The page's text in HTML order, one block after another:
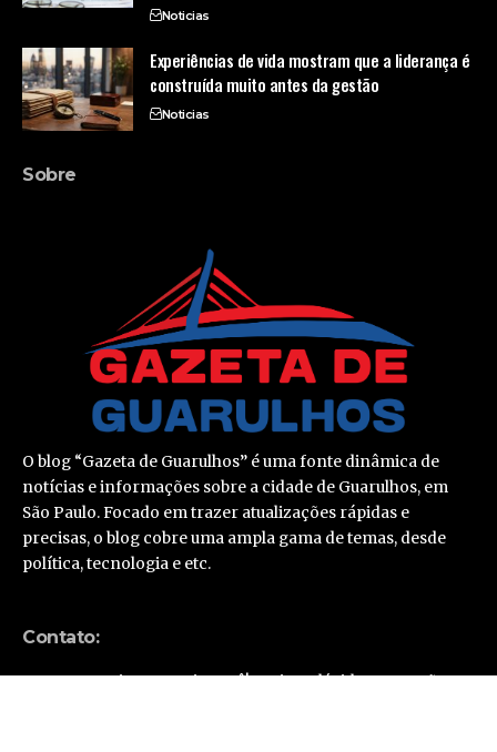
Noticias
Experiências de vida mostram que a liderança é
construída muito antes da gestão
Noticias
Sobre
O blog “Gazeta de Guarulhos” é uma fonte dinâmica de
notícias e informações sobre a cidade de Guarulhos, em
São Paulo. Focado em trazer atualizações rápidas e
precisas, o blog cobre uma ampla gama de temas, desde
política, tecnologia e etc.
Contato:
Estamos aqui para ouvir você! Se tiver dúvidas, sugestões